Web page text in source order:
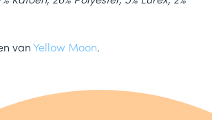
vanYellow Moon.